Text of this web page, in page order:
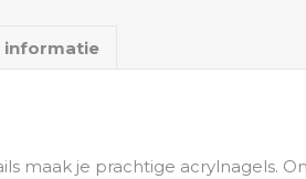
informatie
maak je prachtige acrylnagels.